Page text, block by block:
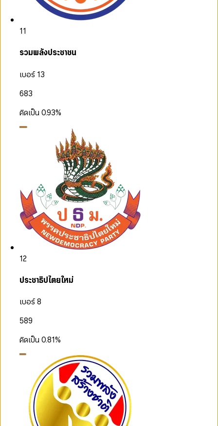
11
รวมพลังประชาชน
เบอร์ 13
683
คิดเป็น0.93%
12
ประชาธิปไตยใหม่
เบอร์ 8
589
คิดเป็น0.81%